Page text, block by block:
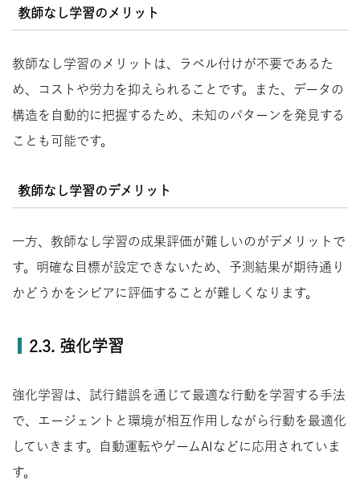
教師なし学習のメリット
教師なし学習のメリットは、ラベル付けが不要であるた
め、コストや労力を抑えられることです。また、データの
構造を自動的に把握するため、未知のパターンを発見する
ことも可能です。
教師なし学習のデメリット
一方、教師なし学習の成果評価が難しいのがデメリットで
す。明確な目標が設定できないため、予測結果が期待通り
かどうかをシビアに評価することが難しくなります。
2.3. 強化学習
強化学習は、試行錯誤を通じて最適な行動を学習する手法
で、エージェントと環境が相互作用しながら行動を最適化
していきます。自動運転やゲームAIなどに応用されていま
す。